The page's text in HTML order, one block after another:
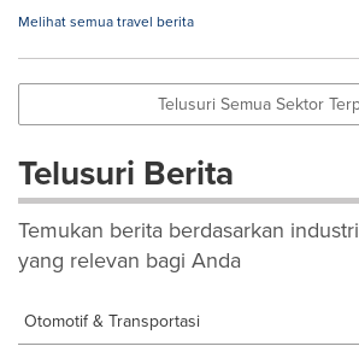
Melihat semua travel berita
Telusuri Semua Sektor
Telusuri Berita
Temukan berita berdasarkan
yang relevan bagi Anda
Otomotif & Transportasi